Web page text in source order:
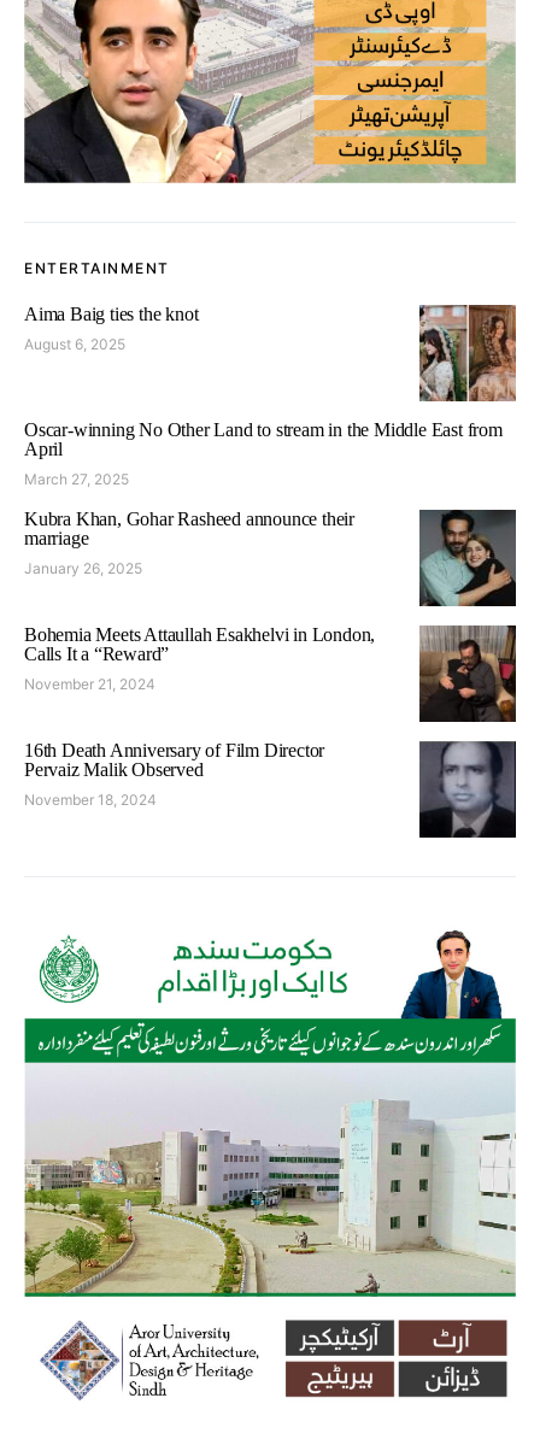
ENTERTAINMENT
Aima Baig ties the knot
August 6, 2025
Oscar-winning No Other Land to stream in the Middle East from
April
March 27, 2025
Kubra Khan, Gohar Rasheed announce their
marriage
January 26, 2025
Bohemia Meets Attaullah Esakhelvi in London,
Calls It a “Reward”
November 21, 2024
16th Death Anniversary of Film Director
Pervaiz Malik Observed
November 18, 2024